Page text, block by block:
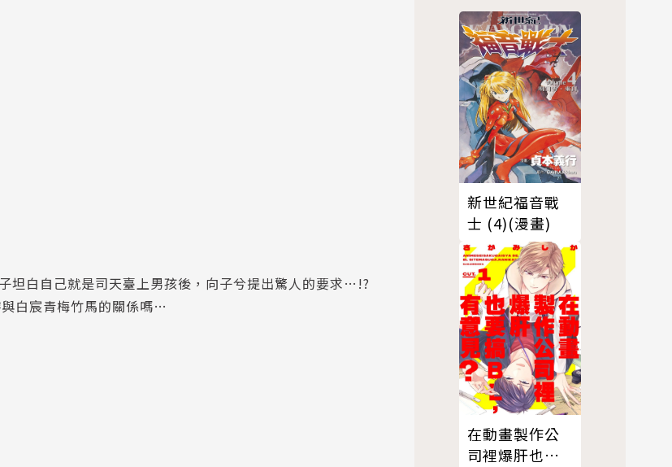
坦白自己就是司天臺上男孩後，向子兮提出驚人的要求…!?
白宸青梅竹馬的關係嗎…
新世紀福音戰
士 (4)(漫畫)
在動畫製作公
司裡爆肝也要